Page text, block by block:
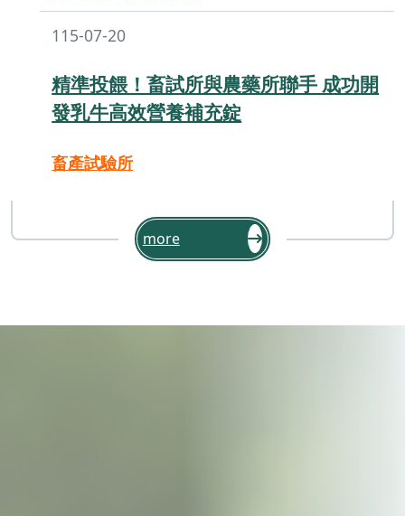
115-07-20
精準投餵！畜試所與農藥所聯手 成功開
發乳牛高效營養補充錠
畜產試驗所
more